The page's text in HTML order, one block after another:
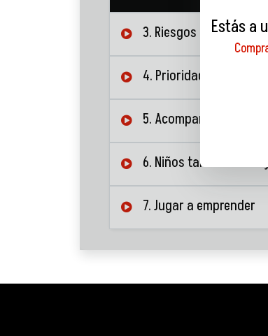
3. Riesgos
4. Prioridades
5. Acompañar a tus hijos
6. Niños talento: Lo
7. Jugar a emprender
Estás a